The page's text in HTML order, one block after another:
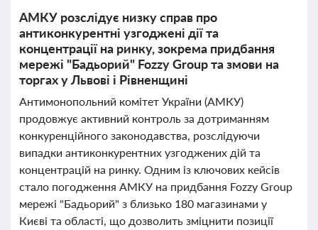
АМКУ розслідує низку справ про
антиконкурентні узгоджені дії та
концентрації на ринку, зокрема придбання
мережі "Бадьорий" Fozzy Group та змови на
торгах у Львові і Рівненщині
Антимонопольний комітет України (АМКУ)
продовжує активний контроль за дотриманням
конкуренційного законодавства, розслідуючи
випадки антиконкурентних узгоджених дій та
концентрацій на ринку. Одним із ключових кейсів
стало погодження АМКУ на придбання Fozzy Group
мережі "Бадьорий" з близько 180 магазинами у
Києві та області, що дозволить зміцнити позиції